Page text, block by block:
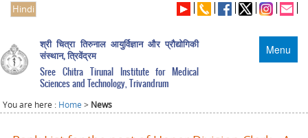
Hindi
Menu
श्री चित्रा तिरुनाल आयुर्विज्ञान और प्रौद्योगिकी
संस्थान, त्रिवेंद्रम
Sree Chitra Tirunal Institute for Medical
Sciences and Technology, Trivandrum
You are here : Home > News